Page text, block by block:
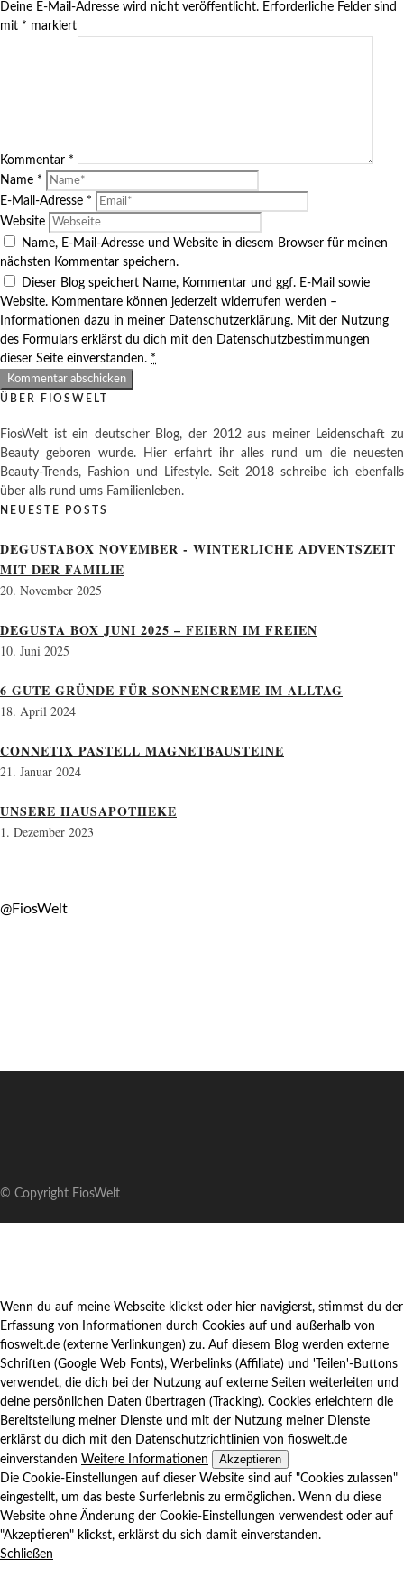
Deine E-Mail-Adresse wird nicht veröffentlicht. Erforderliche Felder sind
mit * markiert
Kommentar *
Name *
E-Mail-Adresse *
Website
Name, E-Mail-Adresse und Website in diesem Browser für meinen
nächsten Kommentar speichern.
Dieser Blog speichert Name, Kommentar und ggf. E-Mail sowie
Website. Kommentare können jederzeit widerrufen werden –
Informationen dazu in meiner Datenschutzerklärung. Mit der Nutzung
des Formulars erklärst du dich mit den Datenschutzbestimmungen
dieser Seite einverstanden. *
ÜBER FIOSWELT
FiosWelt ist ein deutscher Blog, der 2012 aus meiner Leidenschaft zu
Beauty geboren wurde. Hier erfahrt ihr alles rund um die neuesten
Beauty-Trends, Fashion und Lifestyle. Seit 2018 schreibe ich ebenfalls
über alls rund ums Familienleben.
NEUESTE POSTS
DEGUSTABOX NOVEMBER - WINTERLICHE ADVENTSZEIT
MIT DER FAMILIE
20. November 2025
DEGUSTA BOX JUNI 2025 – FEIERN IM FREIEN
10. Juni 2025
6 GUTE GRÜNDE FÜR SONNENCREME IM ALLTAG
18. April 2024
CONNETIX PASTELL MAGNETBAUSTEINE
21. Januar 2024
UNSERE HAUSAPOTHEKE
1. Dezember 2023
@FiosWelt
© Copyright FiosWelt
Wenn du auf meine Webseite klickst oder hier navigierst, stimmst du der
Erfassung von Informationen durch Cookies auf und außerhalb von
fioswelt.de (externe Verlinkungen) zu. Auf diesem Blog werden externe
Schriften (Google Web Fonts), Werbelinks (Affiliate) und 'Teilen'-Buttons
verwendet, die dich bei der Nutzung auf externe Seiten weiterleiten und
deine persönlichen Daten übertragen (Tracking). Cookies erleichtern die
Bereitstellung meiner Dienste und mit der Nutzung meiner Dienste
erklärst du dich mit den Datenschutzrichtlinien von fioswelt.de
einverstanden Weitere Informationen Akzeptieren
Die Cookie-Einstellungen auf dieser Website sind auf "Cookies zulassen"
eingestellt, um das beste Surferlebnis zu ermöglichen. Wenn du diese
Website ohne Änderung der Cookie-Einstellungen verwendest oder auf
"Akzeptieren" klickst, erklärst du sich damit einverstanden.
Schließen